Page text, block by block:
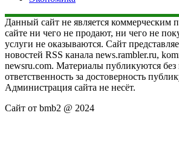
Данный сайт не является коммерческим
сайте ни чего не продают, ни чего не
услуги не оказываются. Сайт
новостей RSS канала news.rambler.ru,
newsru.com. Материалы публикуются без
ответственность за достоверность
Администрация сайта не несёт.
Сайт от bmb2 @ 2024